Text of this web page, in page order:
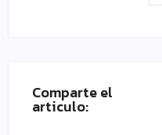
Comparte el
articulo: